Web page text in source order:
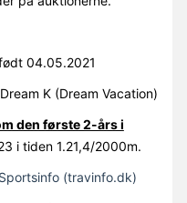
04.05.2021
K (Dream Vacation)
den første 2-års i
i tiden 1.21,4/2000m.
Sportsinfo (travinfo.dk)